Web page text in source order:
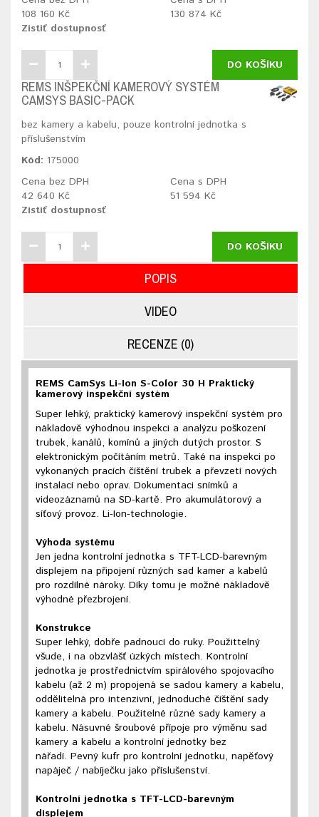
108 160 Kč
130 874 Kč
Zistiť dostupnosť
DO KOŠÍKU
REMS INŠPEKČNÍ KAMEROVÝ SYSTÉM
CAMSYS BASIC-PACK
bez kamery a kabelu, pouze kontrolní jednotka s
příslušenstvím
Kód: 175000
Cena bez DPH
42 640 Kč
Cena s DPH
51 594 Kč
Zistiť dostupnosť
DO KOŠÍKU
POPIS
VIDEO
RECENZE (0)
REMS CamSys Li-Ion S-Color 30 H Praktický
kamerový inspekční systém
Super lehký, praktický kamerový inspekční systém pro
nákladově výhodnou inspekci a analýzu poškození
trubek, kanálů, komínů a jiných dutých prostor. S
elektronickým počítáním metrů. Také na inspekci po
vykonaných pracích číštění trubek a převzetí nových
instalací nebo oprav. Dokumentaci snímků a
videozáznamů na SD-kartě. Pro akumulátorový a
síťový provoz. Li-Ion-technologie.
Výhoda systému
Jen jedna kontrolní jednotka s TFT-LCD-barevným
displejem na připojení různých sad kamer a kabelů
pro rozdílné nároky. Díky tomu je možné nákladově
výhodné přezbrojení.
Konstrukce
Super lehký, dobře padnoucí do ruky. Použittelný
všude, i na obzvlášť úzkých místech. Kontrolní
jednotka je prostřednictvím spirálového spojovacího
kabelu (až 2 m) propojená se sadou kamery a kabelu,
oddělitelná pro intenzivní, jednoduché číštění sady
kamery a kabelu. Použitelné různé sady kamery a
kabelu. Násuvné šroubové přípoje pro výměnu sad
kamery a kabelu a kontrolní jednotky bez
nářadí. Pevný kufr pro kontrolní jednotku, napěťový
napáječ / nabíječku jako příslušenství.
Kontrolní jednotka s TFT-LCD-barevným
displejem